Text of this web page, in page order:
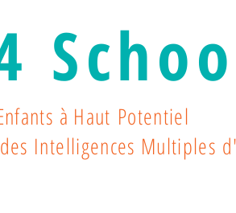
à Haut Potentiel
Intelligences Multiples